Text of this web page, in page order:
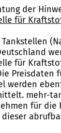
der
für
für
Preisdaten
werden
mehr-
für die